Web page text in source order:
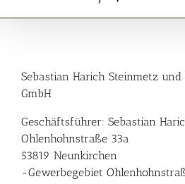
Sebastian Harich Steinmetz
GmbH
Geschäftsführer: Sebastian
Ohlenhohnstraße 33a
53819 Neunkirchen
-Gewerbegebiet